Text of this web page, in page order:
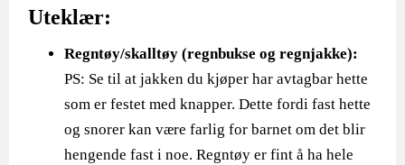
Uteklær:
Regntøy/skalltøy (regnbukse og regnjakke):
PS: Se til at jakken du kjøper har avtagbar hette
som er festet med knapper. Dette fordi fast hette
og snorer kan være farlig for barnet om det blir
hengende fast i noe. Regntøy er fint å ha hele